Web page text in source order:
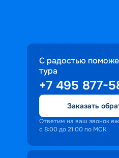
С радостью
тура
+7 495 877-
Заказать
Ответим на ваш звонок
с 8:00 до 21:00 по МСК